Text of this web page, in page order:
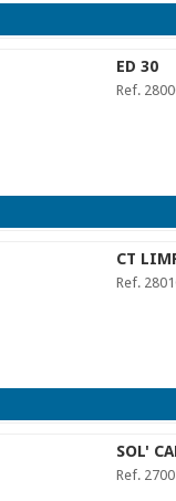
ED 30
Ref.
CT
Ref.
SOL'
Ref.